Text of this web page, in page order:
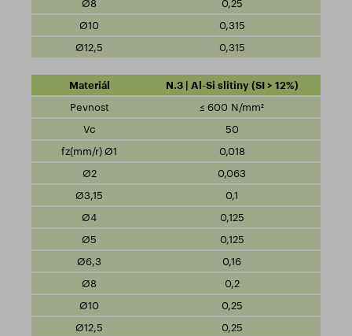
0,25
0,315
0,315
N.3 | Al-Si slitiny (SI > 12%)
≤ 600 N/mm²
50
0,018
0,063
0,1
0,125
0,125
0,16
0,2
0,25
0,25